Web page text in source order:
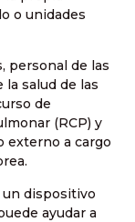
o unidades
personal de las
salud de las
de
(RCP) y
externo a cargo
dispositivo
ayudar a